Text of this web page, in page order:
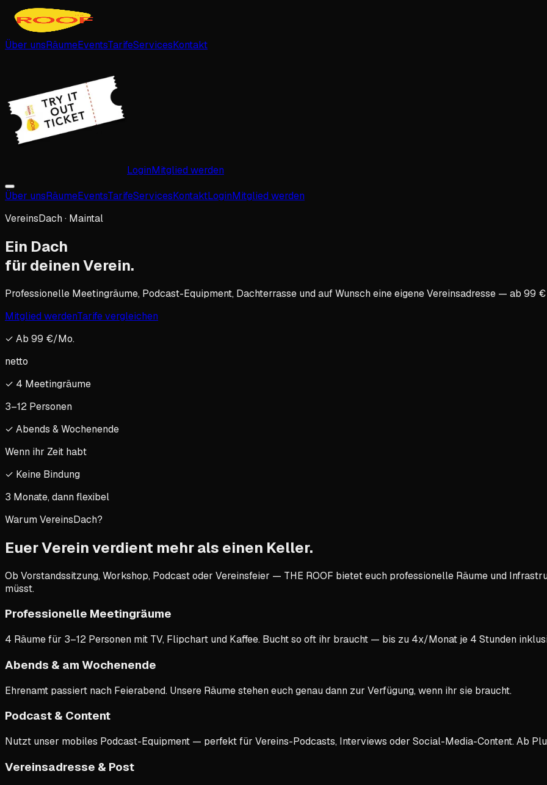
Über unsRäumeEventsTarifeServicesKontakt
LoginMitglied werden
Über unsRäumeEventsTarifeServicesKontaktLoginMitglied werden
VereinsDach · Maintal
Ein Dach
für deinen Verein.
Professionelle Meetingräume, Podcast-Equipment, Dachterrasse und auf Wunsch eine eigene Vereinsadresse — ab 99
Mitglied werdenTarife vergleichen
✓ Ab 99 €/Mo.
netto
✓ 4 Meetingräume
3–12 Personen
✓ Abends & Wochenende
Wenn ihr Zeit habt
✓ Keine Bindung
3 Monate, dann flexibel
Warum VereinsDach?
Euer Verein verdient mehr als einen Keller.
Ob Vorstandssitzung, Workshop, Podcast oder Vereinsfeier — THE ROOF bietet euch professionelle Räume und
müsst.
Professionelle Meetingräume
4 Räume für 3–12 Personen mit TV, Flipchart und Kaffee. Bucht so oft ihr braucht — bis zu 4x/Monat je 4 Stunden
Abends & am Wochenende
Ehrenamt passiert nach Feierabend. Unsere Räume stehen euch genau dann zur Verfügung, wenn ihr sie braucht.
Podcast & Content
Nutzt unser mobiles Podcast-Equipment — perfekt für Vereins-Podcasts, Interviews oder Social-Media-Content. Ab
Vereinsadresse & Post